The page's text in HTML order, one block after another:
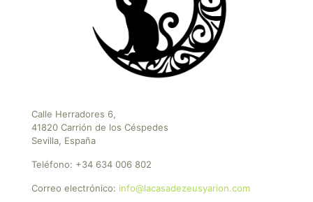
Calle Herradores 6,
41820 Carrión de los Céspedes
Sevilla, España
Teléfono: +34 634 006 802
Correo electrónico: info@lacasadezeusyarion.com